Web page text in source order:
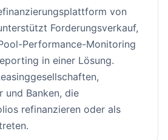
Kontakt
von
Forderungsverkauf,
Performance-Monitoring
in einer Lösung.
und Banken, die
refinanzieren oder als